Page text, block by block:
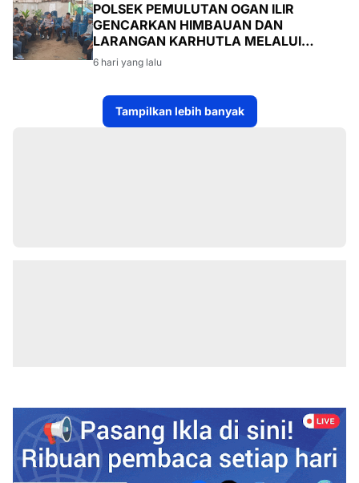
POLSEK PEMULUTAN OGAN ILIR
GENCARKAN HIMBAUAN DAN
LARANGAN KARHUTLA MELALUI
PROGRAM TSKD (TOURING SAMBANG
KE DESA-DESA
6 hari yang lalu
Tampilkan lebih banyak